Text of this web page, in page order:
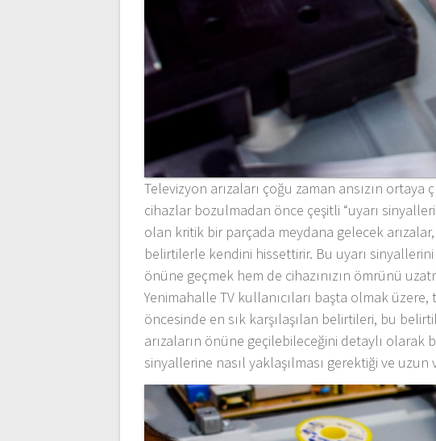
Televizyon arızaları çoğu zaman ansızın
cihazlar bozulmadan önce çeşitli “uyarı
olan kritik bir parçada meydana gelecek
belirtilerle kendini hissettirir. Bu uyarı
önüne geçmek hem de cihazınızın ömrünü
Yenimahalle TV kullanıcıları başta olmak
öncesinde en sık karşılaşılan belirtileri, bu
arızaların önüne geçilebileceğini detaylı olarak
sinyallerine nasıl yaklaşılması gerektiği ve